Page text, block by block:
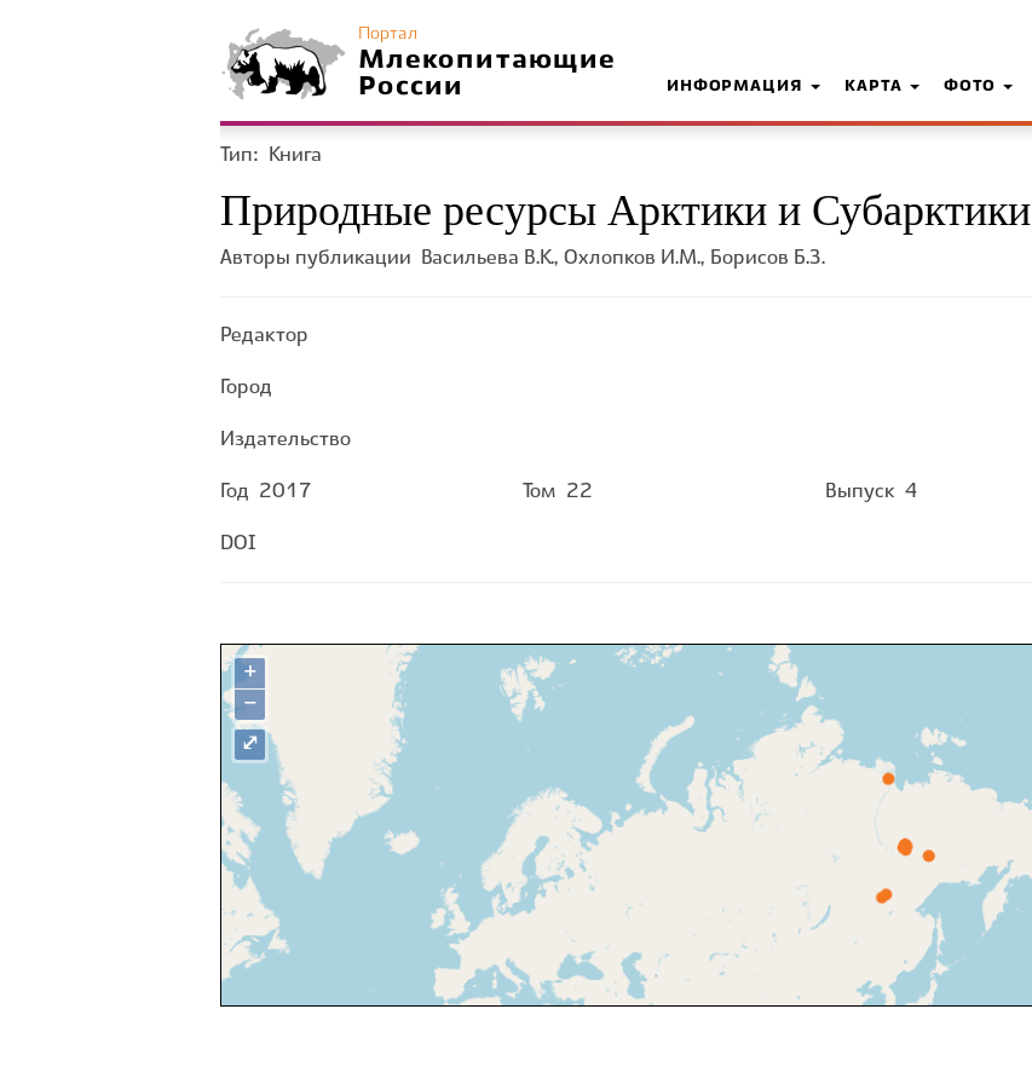
Портал
Млекопитающие
России
ИНФОРМАЦИЯ КАРТА ФОТО
Тип: Книга
Природные ресурсы Арктики и Субарктики
Авторы публикации Васильева В.К., Охлопков И.М., Борисов Б.З.
Редактор
Город
Издательство
Год 2017 Том 22 Выпуск 4
DOI
+
−
⤢